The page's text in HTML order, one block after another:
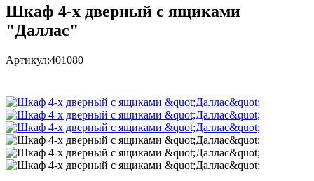
Шкаф 4-х дверный с ящиками
"Даллас"
Артикул:401080